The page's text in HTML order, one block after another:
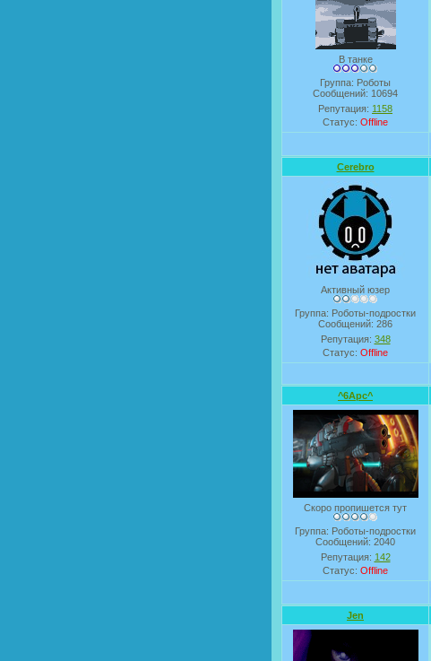
В танке
Группа: Роботы
Сообщений: 10694
Репутация: 1158
Статус: Offline
Cerebro
Активный юзер
Группа: Роботы-подростки
Сообщений: 286
Репутация: 348
Статус: Offline
^6Apc^
Скоро пропишется тут
Группа: Роботы-подростки
Сообщений: 2040
Репутация: 142
Статус: Offline
Jen